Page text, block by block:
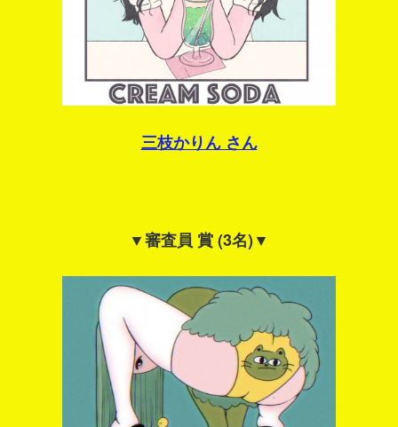
三枝かりん さん
▼審査員 賞 (3名)▼